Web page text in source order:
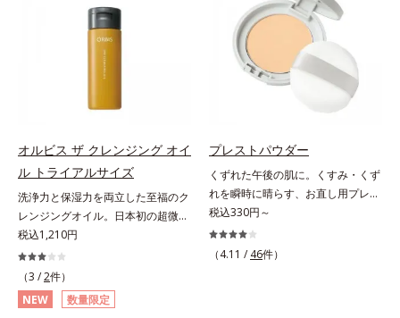
オルビス ザ クレンジング オイ
ル トライアルサイズ
洗浄力と保湿力を両立した至福のク
レンジングオイル。日本初の超微粒
子技術(*1)が毛穴奥の微細な汚れに
アプローチ。圧倒的な洗浄力と毛穴
悩みに着目したクレンジングオイル
のトライアルサイズです。日本初・
超微粒子技術(*1)で、さっと塗り広
税込1,210円
（3 /2件）
NEW
数量限定
プレストパウダー
くずれた午後の肌に。くすみ・くず
れを瞬時に晴らす、お直し用プレス
トパウダー。くすみ・くずれを瞬時
に晴らす、お直し用のプレストパウ
ダーです。朝のメイクから時間が経
税込330円～
（4.11 / 46件）